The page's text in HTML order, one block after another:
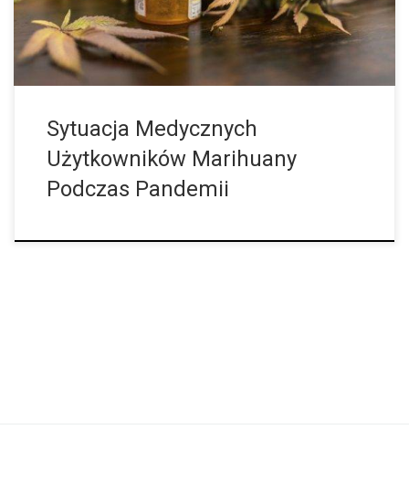
marihuaną. W hrabstwach, takich jak Denver, zadbano o to, aby
określić, że podczas gdy przychodnie rekreacyjne zostaną
zamknięte, przychodnie […]
Sytuacja Medycznych
Użytkowników Marihuany
Podczas Pandemii